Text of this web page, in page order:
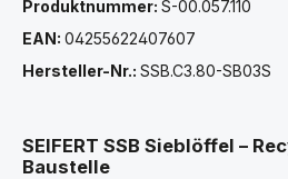
Produktnummer: S-00.057.110
EAN: 04255622407607
Hersteller-Nr.: SSB.C3.80-SB03S
SEIFERT SSB Sieblöffel –
Baustelle